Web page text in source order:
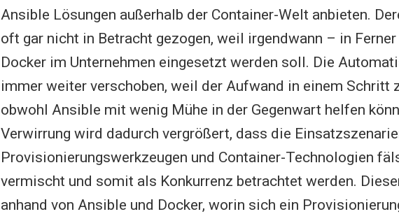
Ansible Lösungen außerhalb der Container-Welt anbieten.
oft gar nicht in Betracht gezogen, weil irgendwann – in
Docker im Unternehmen eingesetzt werden soll. Die
immer weiter verschoben, weil der Aufwand in einem Schritt
obwohl Ansible mit wenig Mühe in der Gegenwart helfen
Verwirrung wird dadurch vergrößert, dass die
Provisionierungswerkzeugen und Container-Technologien
vermischt und somit als Konkurrenz betrachtet werden.
anhand von Ansible und Docker, worin sich ein